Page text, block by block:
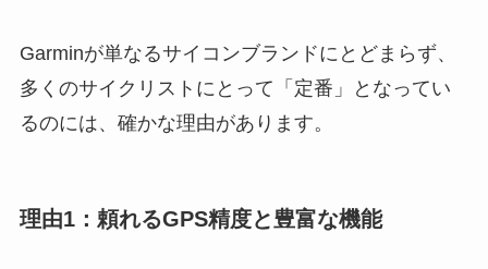
Garminが単なるサイコンブランドにとどまらず、
多くのサイクリストにとって「定番」となってい
るのには、確かな理由があります。
理由1：頼れるGPS精度と豊富な機能